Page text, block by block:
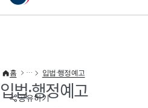
이 누리집은 대한민국 공식 전자정부 누리집입니다.
공유하기
홈 입법·행정예고
입법·행정예고